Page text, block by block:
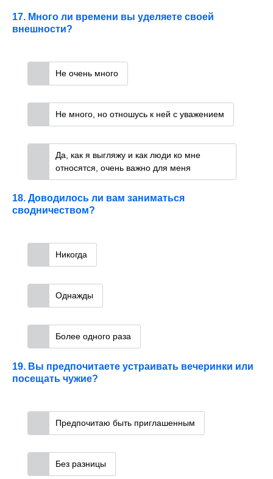
17. Много ли времени вы уделяете своей
внешности?
Не очень много
Не много, но отношусь к ней с уважением
Да, как я выгляжу и как люди ко мне
относятся, очень важно для меня
18. Доводилось ли вам заниматься
сводничеством?
Никогда
Однажды
Более одного раза
19. Вы предпочитаете устраивать вечеринки или
посещать чужие?
Предпочитаю быть приглашенным
Без разницы